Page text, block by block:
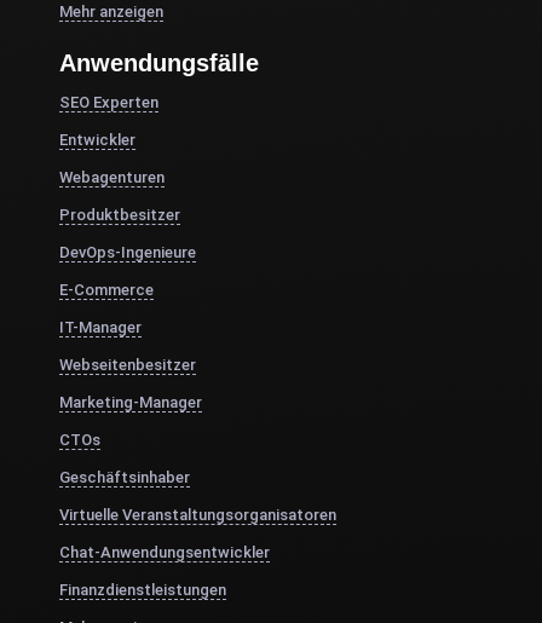
Mehr anzeigen
Anwendungsfälle
SEO Experten
Entwickler
Webagenturen
Produktbesitzer
DevOps-Ingenieure
E-Commerce
IT-Manager
Webseitenbesitzer
Marketing-Manager
CTOs
Geschäftsinhaber
Virtuelle Veranstaltungsorganisatoren
Chat-Anwendungsentwickler
Finanzdienstleistungen